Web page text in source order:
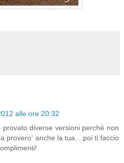
alle ore 20:32
diverse versioni perchè non
provero' anche la tua....poi ti faccio